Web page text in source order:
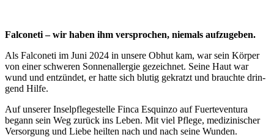
Fal­co­ne­ti – wir haben ihm ver­spro­chen, nie­mals auf­zu­ge­ben.
Als Fal­co­ne­ti im Juni 2024 in unse­re Obhut kam, war sein Kör­per
von einer schwe­ren Son­nen­all­er­gie gezeich­net. Sei­ne Haut war
wund und ent­zün­det, er hat­te sich blu­tig gekratzt und brauch­te drin­
gend Hil­fe.
Auf unse­rer Insel­pfle­ge­stel­le Fin­ca Esquin­zo auf Fuer­te­ven­tura
begann sein Weg zurück ins Leben. Mit viel Pfle­ge, medi­zi­ni­scher
Ver­sor­gung und Lie­be heil­ten nach und nach sei­ne Wun­den.